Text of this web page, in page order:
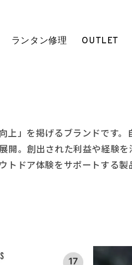
ランタン修理 OUTLET
上」を掲げるブランドです。
開。創出された利益や経験
トドア体験をサポートする製